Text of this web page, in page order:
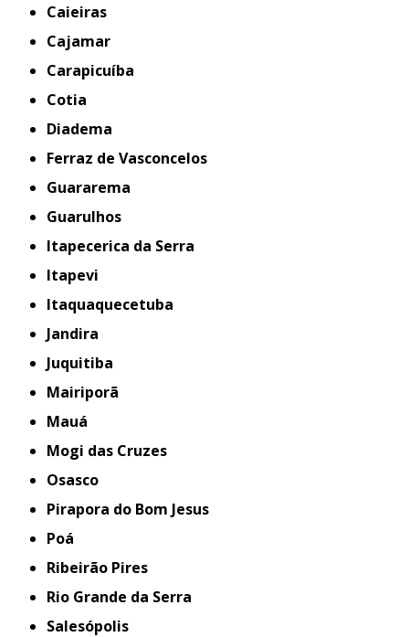
Caieiras
Cajamar
Carapicuíba
Cotia
Diadema
Ferraz de Vasconcelos
Guararema
Guarulhos
Itapecerica da Serra
Itapevi
Itaquaquecetuba
Jandira
Juquitiba
Mairiporã
Mauá
Mogi das Cruzes
Osasco
Pirapora do Bom Jesus
Poá
Ribeirão Pires
Rio Grande da Serra
Salesópolis